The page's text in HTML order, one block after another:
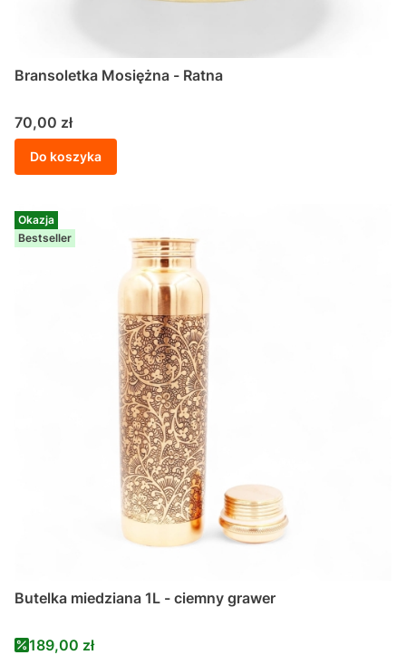
Bransoletka Mosiężna - Ratna
Cena
70,00 zł
Do koszyka
Okazja
Bestseller
Butelka miedziana 1L - ciemny grawer
Cena promocyjna
189,00 zł